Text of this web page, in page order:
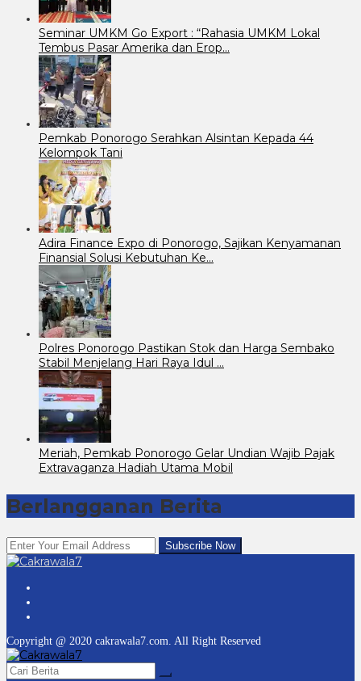
Seminar UMKM Go Export : “Rahasia UMKM Lokal
Tembus Pasar Amerika dan Erop…
Pemkab Ponorogo Serahkan Alsintan Kepada 44
Kelompok Tani
Adira Finance Expo di Ponorogo, Sajikan Kenyamanan
Finansial Solusi Kebutuhan Ke…
Polres Ponorogo Pastikan Stok dan Harga Sembako
Stabil Menjelang Hari Raya Idul …
Meriah, Pemkab Ponorogo Gelar Undian Wajib Pajak
Extravaganza Hadiah Utama Mobil
Berlangganan Berita
Copyright @ 2020 cakrawala7.com. All Right Reserved